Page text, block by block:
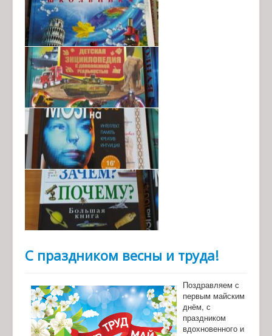
С праздником весны и труда!
Поздравляем с
первым майским
днём, с
праздником
вдохновенного и